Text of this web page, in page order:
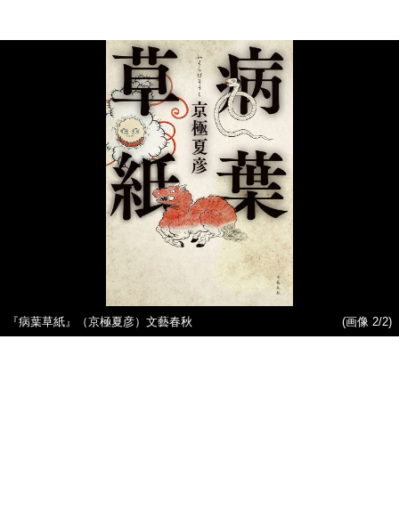
『病葉草紙』（京極夏彦）文藝春秋 (画像 2/2)